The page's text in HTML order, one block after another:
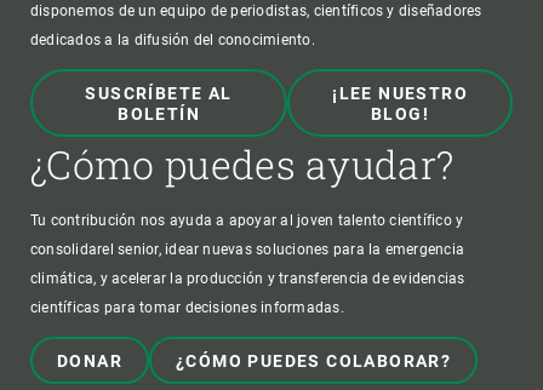
disponemos de un equipo de periodistas, científicos y diseñadores
dedicados a la difusión del conocimiento.
SUSCRÍBETE AL
BOLETÍN
¡LEE NUESTRO
BLOG!
¿Cómo puedes ayudar?
Tu contribución nos ayuda a apoyar al joven talento científico y
consolidarel senior, idear nuevas soluciones para la emergencia
climática, y acelerar la producción y transferencia de evidencias
científicas para tomar decisiones informadas.
DONAR ¿CÓMO PUEDES COLABORAR?